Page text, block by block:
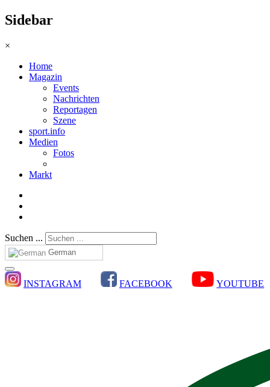
Sidebar
×
Home
Magazin
Events
Nachrichten
Reportagen
Szene
sport.info
Medien
Fotos
Markt
Suchen ...
German
INSTAGRAM FACEBOOK YOUTUBE